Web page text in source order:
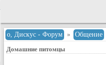
о, Дискус - Форум » Общение
Домашние питомцы